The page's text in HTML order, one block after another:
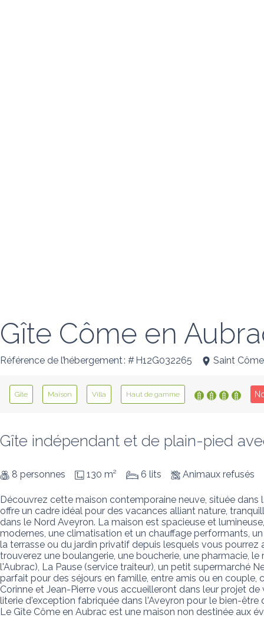
Gîte Côme en
Référence de l’hébergement : # H12G032265 Saint
Gîte Maison Villa Haut de gamme
Gîte indépendant et de plain-pied
8 personnes 130 m² 6 lits Animaux refusés
Découvrez cette maison contemporaine neuve, située
offre un cadre idéal pour des vacances alliant nature,
dans le Nord Aveyron. La maison est spacieuse et
modernes, une climatisation et un chauffage performants,
la terrasse ou du jardin privatif depuis lesquels vous
trouverez une boulangerie, une boucherie, une pharmacie,
l'Aubrac), La Pause (service traiteur), un petit supermarché
parfait pour des séjours en famille, entre amis ou en
Corinne et Jean-Pierre vous accueilleront dans leur projet
literie d'exception fabriquée dans l'Aveyron pour le bien-être
Le Gîte Côme en Aubrac est une maison non destinée aux